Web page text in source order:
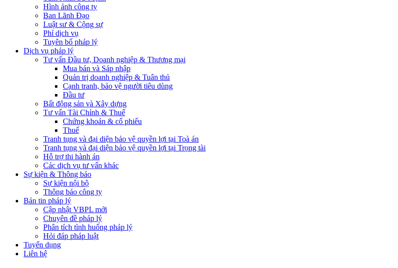
Hình ảnh công ty
Ban Lãnh Đạo
Luật sư & Cộng sự
Phí dịch vụ
Tuyên bố pháp lý
Dịch vụ pháp lý
Tư vấn Đầu tư, Doanh nghiệp & Thương mại
Mua bán và Sáp nhập
Quản trị doanh nghiệp & Tuân thủ
Cạnh tranh, bảo vệ người tiêu dùng
Đầu tư
Bất động sản và Xây dựng
Tư vấn Tài Chính & Thuế
Chứng khoán & cổ phiếu
Thuế
Tranh tụng và đại diện bảo vệ quyền lợi tại Toà án
Tranh tụng và đại diện bảo vệ quyền lợi tại Trọng tài
Hỗ trợ thi hành án
Các dịch vụ tư vấn khác
Sự kiện & Thông báo
Sự kiện nội bộ
Thông báo công ty
Bản tin pháp lý
Cập nhật VBPL mới
Chuyên đề pháp lý
Phân tích tình huống pháp lý
Hỏi đáp pháp luật
Tuyển dụng
Liên hệ